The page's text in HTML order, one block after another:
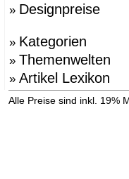
» Designpreise
» Kategorien
» Themenwelten
» Artikel Lexikon
Alle Preise sind inkl. 19%